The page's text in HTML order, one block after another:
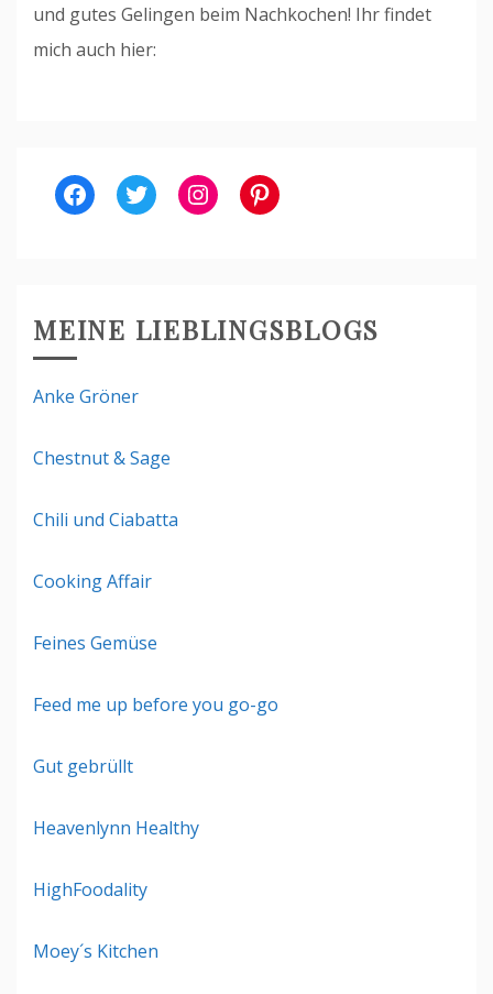
und gutes Gelingen beim Nachkochen! Ihr findet
mich auch hier:
FacebookTwitterInstagramPinterest
MEINE LIEBLINGSBLOGS
Anke Gröner
Chestnut & Sage
Chili und Ciabatta
Cooking Affair
Feines Gemüse
Feed me up before you go-go
Gut gebrüllt
Heavenlynn Healthy
HighFoodality
Moey´s Kitchen